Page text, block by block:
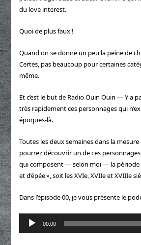
du love interest.
Quoi de plus faux !
Quand on se donne un peu la peine de
Certes, pas beaucoup pour certaines
même.
Et c’est le but de Radio Ouin Ouin — Y a
très rapidement ces personnages qui
époques-là.
Toutes les deux semaines dans la
pourrez découvrir un de ces
qui composent — selon moi — la période
et d’épée », soit les XVIe, XVIIe et XVIIIe
Dans l’épisode 00, je vous présente le
Lecteur
audio
00:00